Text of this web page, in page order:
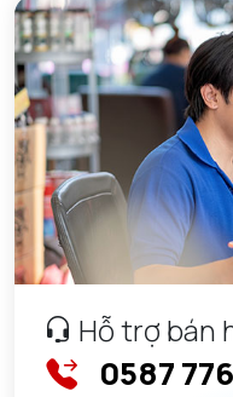
Hỗ trợ bán
0587